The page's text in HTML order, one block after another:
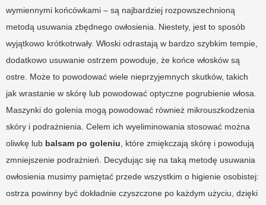
wymiennymi końcówkami – są najbardziej rozpowszechnioną
metodą usuwania zbędnego owłosienia. Niestety, jest to sposób
wyjątkowo krótkotrwały. Włoski odrastają w bardzo szybkim tempie,
dodatkowo usuwanie ostrzem powoduje, że końce włosków są
ostre. Może to powodować wiele nieprzyjemnych skutków, takich
jak wrastanie w skórę lub powodować optyczne pogrubienie włosa.
Maszynki do golenia mogą powodować również mikrouszkodzenia
skóry i podrażnienia. Celem ich wyeliminowania stosować można
oliwkę lub balsam po goleniu , które zmiękczają skórę i powodują
zmniejszenie podrażnień. Decydując się na taką metodę usuwania
owłosienia musimy pamiętać przede wszystkim o higienie osobistej:
ostrza powinny być dokładnie czyszczone po każdym użyciu, dzięki